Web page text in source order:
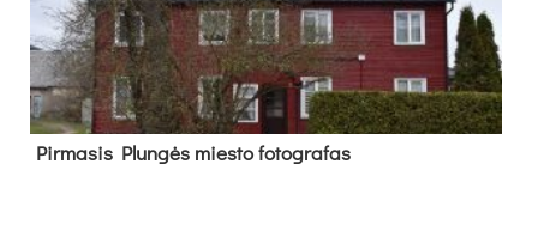
Pir­ma­sis Plun­gės mies­to fo­tog­ra­fas